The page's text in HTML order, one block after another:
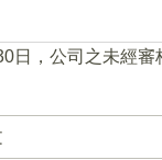
日，公司之未經審